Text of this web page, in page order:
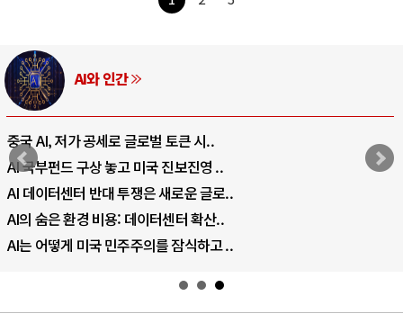
AI와 인간
중국 AI, 저가 공세로 글로벌 토큰 시..
AI 국부펀드 구상 놓고 미국 진보진영 ..
AI 데이터센터 반대 투쟁은 새로운 글로..
AI의 숨은 환경 비용: 데이터센터 확산..
AI는 어떻게 미국 민주주의를 잠식하고 ..